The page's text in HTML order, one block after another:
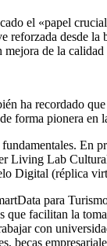
el «papel
reforzada desde
de la
ha recordado
forma pionera en
En
Living Lab
Digital (réplica
para
que facilitan la
con
becas